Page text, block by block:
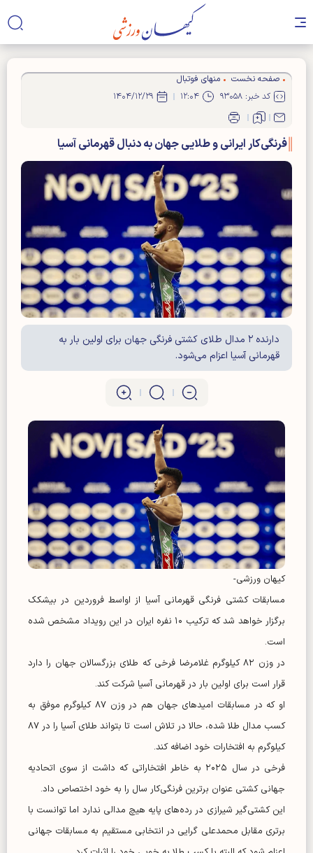
صفحه نخست
منهای فوتبال
کد خبر: ۹۳۰۵۸
۱۲:۰۴ ۱۴۰۴/۱۲/۲۹
فرنگی‌کار ایرانی و طلایی جهان به دنبال قهرمانی آسیا
دارنده ۲ مدال طلای کشتی فرنگی جهان برای اولین بار به
قهرمانی آسیا اعزام می‌شود.
کیهان ورزشی-
مسابقات کشتی فرنگی قهرمانی آسیا از اواسط فروردین در بیشکک
برگزار خواهد شد که ترکیب ۱۰ نفره ایران در این رویداد مشخص شده
است.
در وزن ۸۲ کیلوگرم غلامرضا فرخی که طلای بزرگسالان جهان را دارد
قرار است برای اولین بار در قهرمانی آسیا شرکت کند.
او که در مسابقات امیدهای جهان هم در وزن ۸۷ کیلوگرم موفق به
کسب مدال طلا شده، حالا در تلاش است تا بتواند طلای آسیا را در ۸۷
کیلوگرم به افتخارات خود اضافه کند.
فرخی در سال ۲۰۲۵ به خاطر افتخاراتی که داشت از سوی اتحادیه
جهانی کشتی عنوان برترین فرنگی‌کار سال را به خود اختصاص داد.
این کشتی‌گیر شیرازی در رده‌های پایه هیچ مدالی ندارد اما توانست با
برتری مقابل محمدعلی گرایی در انتخابی مستقیم به مسابقات جهانی